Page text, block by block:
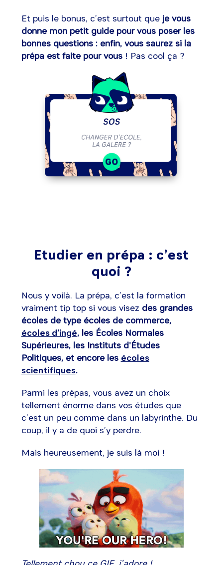
Et puis le bonus, c’est surtout que je vous
donne mon petit guide pour vous poser les
bonnes questions : enfin, vous saurez si la
prépa est faite pour vous ! Pas cool ça ?
Etudier en prépa : c’est
quoi ?
Nous y voilà. La prépa, c’est la formation
vraiment tip top si vous visez des grandes
écoles de type écoles de commerce,
écoles d’ingé, les Écoles Normales
Supérieures, les Instituts d'Études
Politiques, et encore les écoles
scientifiques.
Parmi les prépas, vous avez un choix
tellement énorme dans vos études que
c’est un peu comme dans un labyrinthe. Du
coup, il y a de quoi s’y perdre.
Mais heureusement, je suis là moi !